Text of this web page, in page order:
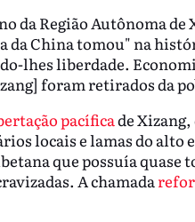
da Região Autônoma de
da China tomou" na
lhes liberdade.
foram retirados da
pacíficade Xizang,
locais e lamas do alto
que possuía quase
A chamada